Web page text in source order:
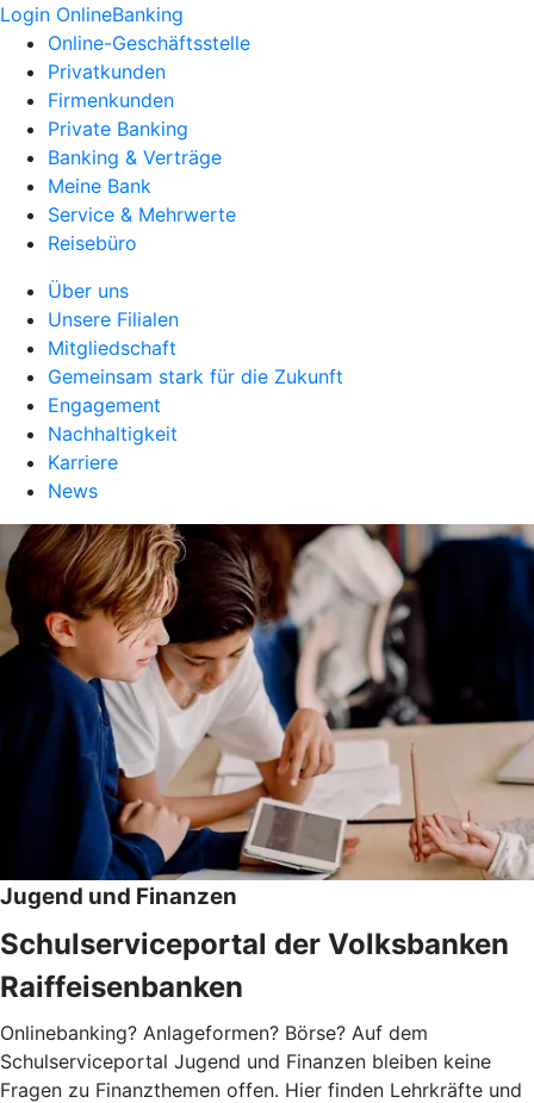
Login OnlineBanking
Online-Geschäftsstelle
Privatkunden
Firmenkunden
Private Banking
Banking & Verträge
Meine Bank
Service & Mehrwerte
Reisebüro
Über uns
Unsere Filialen
Mitgliedschaft
Gemeinsam stark für die Zukunft
Engagement
Nachhaltigkeit
Karriere
News
Jugend und Finanzen
Schulserviceportal der Volksbanken
Raiffeisenbanken
Onlinebanking? Anlageformen? Börse? Auf dem
Schulserviceportal Jugend und Finanzen bleiben keine
Fragen zu Finanzthemen offen. Hier finden Lehrkräfte und